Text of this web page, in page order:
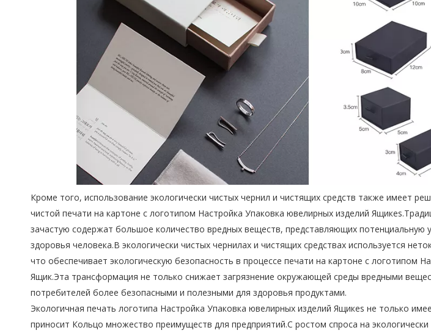
Кроме того, использование экологически чистых чернил и чистящих средств также имеет
чистой печати на картоне с логотипом Настройка Упаковка ювелирных изделий
зачастую содержат большое количество вредных веществ, представляющих потенциальную
здоровья человека.В экологически чистых чернилах и чистящих средствах используется
что обеспечивает экологическую безопасность в процессе печати на картоне с логотипом
Ящик.Эта трансформация не только снижает загрязнение окружающей среды вредными
потребителей более безопасными и полезными для здоровья продуктами.
Экологичная печать логотипа Настройка Упаковка ювелирных изделий Ящикes не только
приносит Кольцо множество преимуществ для предприятий.С ростом спроса на